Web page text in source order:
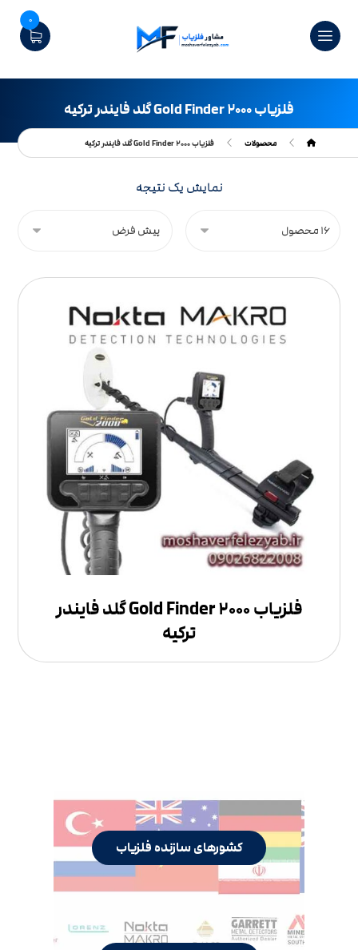
0
فلزیاب Gold Finder ۲۰۰۰ گلد فایندر ترکیه
محصولات فلزیاب Gold Finder ۲۰۰۰ گلد فایندر ترکیه
نمایش یک نتیجه
فلزیاب Gold Finder ۲۰۰۰ گلد فایندر
ترکیه
کشورهای سازنده فلزیاب